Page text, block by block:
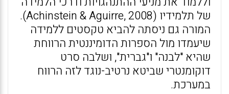
של תלמידיו (Achinstein & Aguirre, 2008).
המורה גם ניסתה להביא טקסטים ללמידה
שיעמדו מול הספרות הדומיננטית הרווחת
שהיא "לבנה" ו"גברית", ושלבה סרט
דוקומנטרי שביטא נרטיב-נוגד לזה הרווח
במערכת.